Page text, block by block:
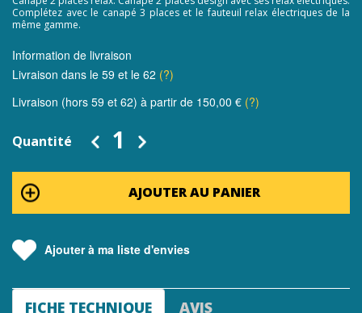
Complétez avec le canapé 3 places et le fauteuil relax électriques de la
même gamme.
Information de livraison
Livraison dans le 59 et le 62 (?)
Livraison (hors 59 et 62) à partir de 150,00 € (?)
Quantité
AJOUTER AU PANIER
Ajouter à ma liste d'envies
FICHE TECHNIQUE AVIS